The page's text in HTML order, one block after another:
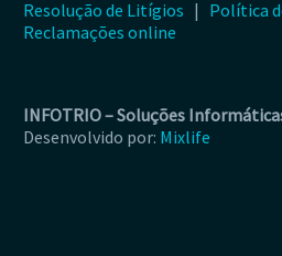
Resolução de Litígios | Política
Reclamações online
INFOTRIO –Soluções
Desenvolvido por: Mixlife